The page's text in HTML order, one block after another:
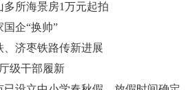
多所海景房1万元起拍
国企“换帅”
、济枣铁路传新进展
级干部履新